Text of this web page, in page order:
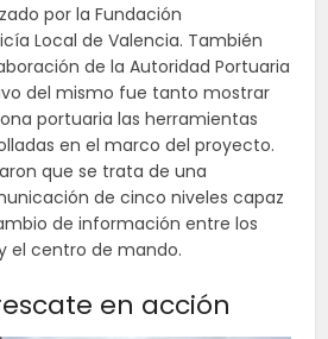
por la Fundación
Local de Valencia. También
de la Autoridad Portuaria
del mismo fue tanto mostrar
portuaria las herramientas
en el marco del proyecto.
que se trata de una
de cinco niveles capaz
de información entre los
el centro de mando.
en acción